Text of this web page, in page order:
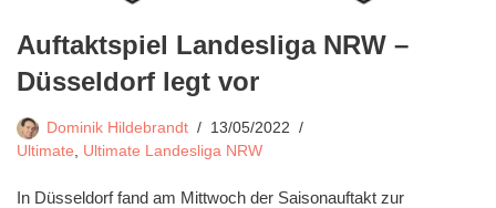
Auftaktspiel Landesliga NRW –
Düsseldorf legt vor
Dominik Hildebrandt
13/05/2022
Ultimate
Ultimate Landesliga NRW
In Düsseldorf fand am Mittwoch der Saisonauftakt zur